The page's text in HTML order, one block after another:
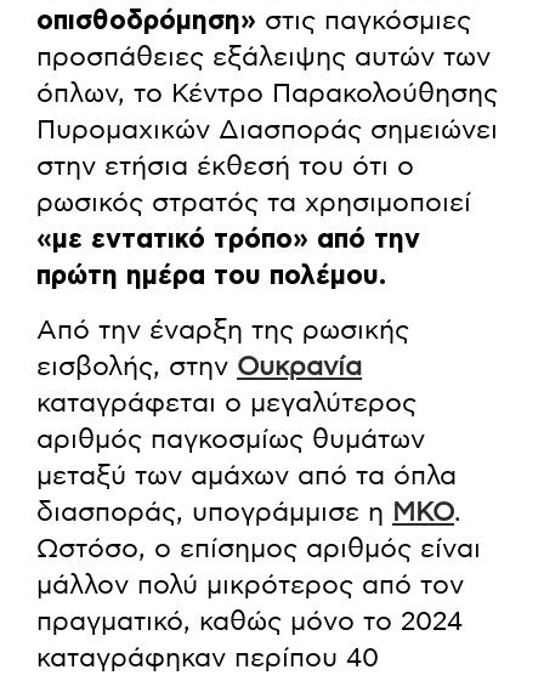
οπισθοδρόμηση» στις παγκόσμιες
προσπάθειες εξάλειψης αυτών των
όπλων, το Κέντρο Παρακολούθησης
Πυρομαχικών Διασποράς σημειώνει
στην ετήσια έκθεσή του ότι ο
ρωσικός στρατός τα χρησιμοποιεί
«με εντατικό τρόπο» από την
πρώτη ημέρα του πολέμου.
Από την έναρξη της ρωσικής
εισβολής, στην Ουκρανία
καταγράφεται ο μεγαλύτερος
αριθμός παγκοσμίως θυμάτων
μεταξύ των αμάχων από τα όπλα
διασποράς, υπογράμμισε η ΜΚΟ.
Ωστόσο, ο επίσημος αριθμός είναι
μάλλον πολύ μικρότερος από τον
πραγματικό, καθώς μόνο το 2024
καταγράφηκαν περίπου 40